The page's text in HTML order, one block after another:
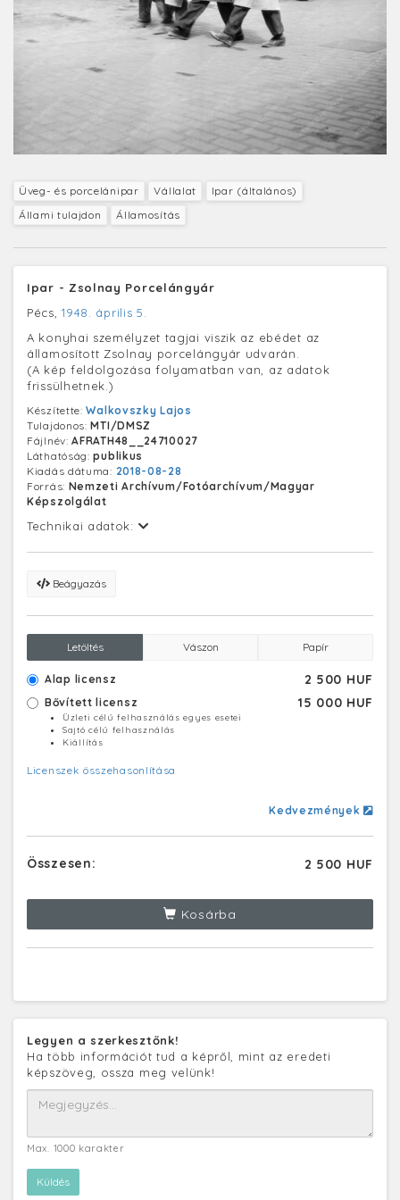
Üveg- és porcelánipar Vállalat
Ipar (általános)
Állami tulajdon
Államosítás
Ipar - Zsolnay Porcelángyár
Pécs,1948. április 5.
A konyhai személyzet tagjai viszik az ebédet az
államosított Zsolnay porcelángyár udvarán.
(A kép feldolgozása folyamatban van, az adatok
frissülhetnek.)
Készítette:Walkovszky Lajos
Tulajdonos:MTI/DMSZ
Fájlnév:AFRATH48__24710027
Láthatóság:publikus
Kiadás dátuma: 2018-08-28
Forrás: Nemzeti Archívum/Fotóarchívum/Magyar
Képszolgálat
Technikai adatok:
Beágyazás
Letöltés Vászon Papír
Alap licensz 2 500 HUF
Bővített licensz 15 000 HUF
Üzleti célú felhasználás egyes esetei
Sajtó célú felhasználás
Kiállítás
Licenszek összehasonlítása
Kedvezmények
Összesen: 2 500 HUF
Kosárba
Legyen a szerkesztőnk!
Ha több információt tud a képről, mint az eredeti
képszöveg, ossza meg velünk!
Max. 1000 karakter